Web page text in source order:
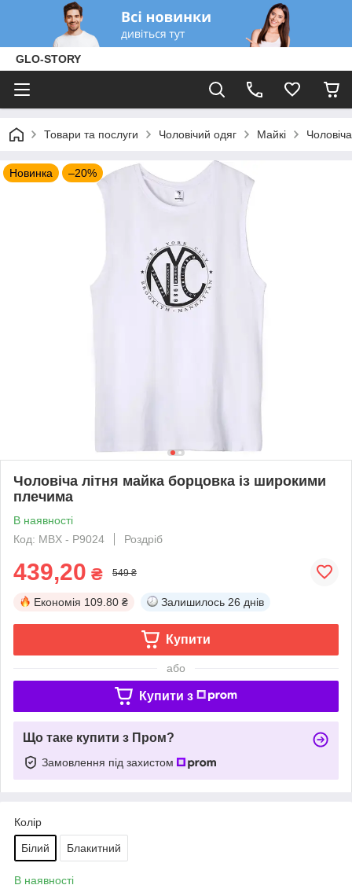
GLO-STORY
Товари та послуги Чоловічий одяг Майкі
Новинка –20%
Чоловіча літня майка борцовка із широкими
плечима
В наявності
Код: MBX - P9024
Роздріб
439,20 ₴ 549 ₴
Економія 109.80 ₴ Залишилось 26 днів
Купити
або
Купити з
Що таке купити з Пром?
Замовлення під захистом
Колір
Білий Блакитний
В наявності